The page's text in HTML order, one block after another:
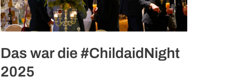
Das war die #ChildaidNight
2025